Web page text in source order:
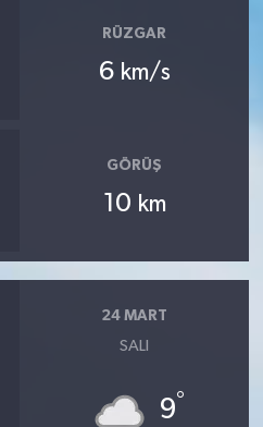
RÜZGAR
6 km/s
GÖRÜŞ
10 km
24 MART
SALI
9°